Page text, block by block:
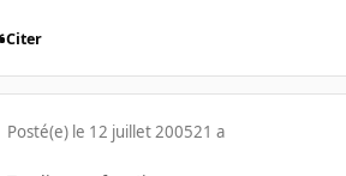
Citer
Posté(e) le 12 juillet 200521 a